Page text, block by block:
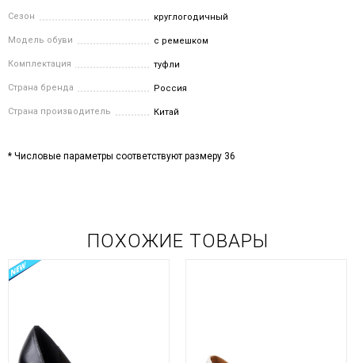
Сезон круглогодичный
Модель обуви с ремешком
Комплектация туфли
Страна бренда Россия
Страна производитель Китай
* Числовые параметры соответствуют размеру 36
ПОХОЖИЕ ТОВАРЫ